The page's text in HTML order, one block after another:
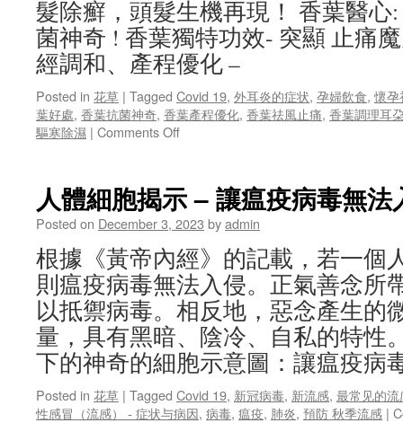
髮除癬，頭髮生機再現！ 香葉醫心
菌神奇 ! 香葉獨特功效- 突顯 止痛
經調和、產程優化 –
Posted in 花草 | Tagged Covid 19, 外耳炎的症状, 孕婦飲食,懷孕
葉好處, 香葉抗菌神奇, 香葉產程優化, 香葉祛風止痛, 香葉調理耳
驅寒除濕 | Comments Offon
人體細胞揭示 – 讓瘟疫病毒無法
Posted on December 3, 2023 byadmin
根據《黃帝內經》的記載，若一個
則瘟疫病毒無法入侵。正氣善念所
以抵禦病毒。相反地，惡念產生的
量，具有黑暗、陰冷、自私的特性
下的神奇的細胞示意圖：讓瘟疫
Posted in 花草 | Tagged Covid 19, 新冠病毒, 新流感, 最常见的
性感冒（流感） - 症状与病因, 病毒, 瘟疫, 肺炎, 預防 秋季流感 |